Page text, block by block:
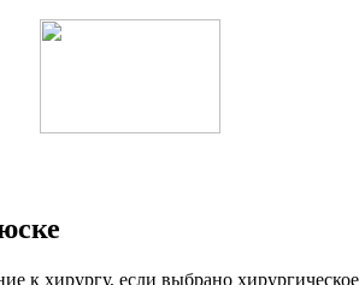
к хирургу, если выбрано